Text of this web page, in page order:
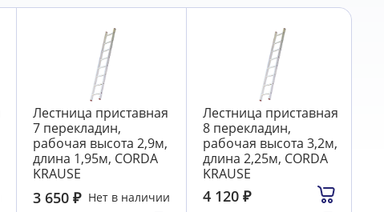
Лестница приставная
7 перекладин,
рабочая высота 2,9м,
длина 1,95м, CORDA
KRAUSE
3 650₽ Нет в наличии
Лестница приставная
8 перекладин,
рабочая высота 3,2м,
длина 2,25м, CORDA
KRAUSE
4 120 ₽